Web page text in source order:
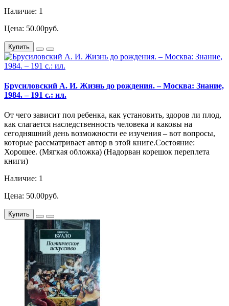
Наличие: 1
Цена: 50.00руб.
Купить
Брусиловский А. И. Жизнь до рождения. – Москва: Знание,
1984. – 191 с.: ил.
От чего зависит пол ребенка, как установить, здоров ли плод,
как слагается наследственность человека и каковы на
сегодняшний день возможности ее изучения – вот вопросы,
которые рассматривает автор в этой книге.Состояние:
Хорошее. (Мягкая обложка) (Надорван корешок переплета
книги)
Наличие: 1
Цена: 50.00руб.
Купить